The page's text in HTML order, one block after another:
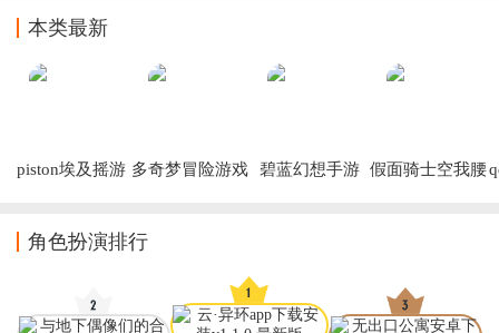
本类最新
piston埃及摇游 多奇梦冒险游戏
碧蓝幻想手游 假面骑士空我腰
角色扮演排行